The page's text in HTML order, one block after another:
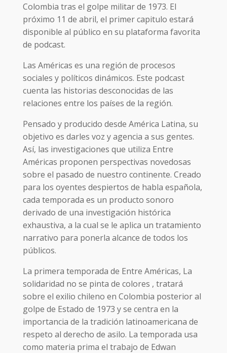
Colombia tras el golpe militar de 1973. El
próximo 11 de abril, el primer capitulo estará
disponible al público en su plataforma favorita
de podcast.
Las Américas es una región de procesos
sociales y políticos dinámicos. Este podcast
cuenta las historias desconocidas de las
relaciones entre los países de la región.
Pensado y producido desde América Latina, su
objetivo es darles voz y agencia a sus gentes.
Así, las investigaciones que utiliza Entre
Américas proponen perspectivas novedosas
sobre el pasado de nuestro continente. Creado
para los oyentes despiertos de habla española,
cada temporada es un producto sonoro
derivado de una investigación histórica
exhaustiva, a la cual se le aplica un tratamiento
narrativo para ponerla alcance de todos los
públicos.
La primera temporada de Entre Américas, La
solidaridad no se pinta de colores , tratará
sobre el exilio chileno en Colombia posterior al
golpe de Estado de 1973 y se centra en la
importancia de la tradición latinoamericana de
respeto al derecho de asilo. La temporada usa
como materia prima el trabajo de Edwan